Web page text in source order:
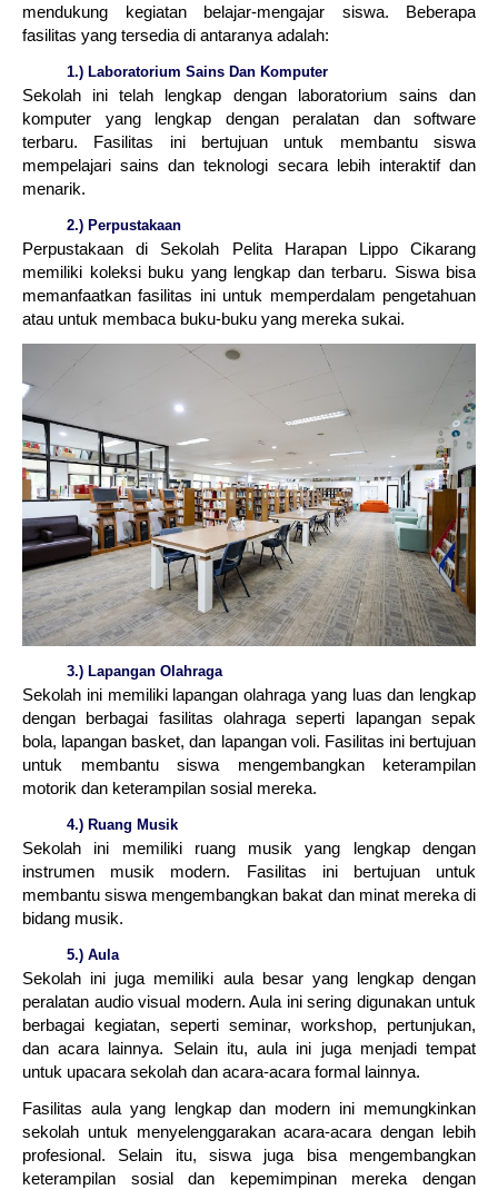
mendukung kegiatan belajar-mengajar siswa. Beberapa
fasilitas yang tersedia di antaranya adalah:
1.) Laboratorium Sains Dan Komputer
Sekolah ini telah lengkap dengan laboratorium sains dan
komputer yang lengkap dengan peralatan dan software
terbaru. Fasilitas ini bertujuan untuk membantu siswa
mempelajari sains dan teknologi secara lebih interaktif dan
menarik.
2.) Perpustakaan
Perpustakaan di Sekolah Pelita Harapan Lippo Cikarang
memiliki koleksi buku yang lengkap dan terbaru. Siswa bisa
memanfaatkan fasilitas ini untuk memperdalam pengetahuan
atau untuk membaca buku-buku yang mereka sukai.
3.) Lapangan Olahraga
Sekolah ini memiliki lapangan olahraga yang luas dan lengkap
dengan berbagai fasilitas olahraga seperti lapangan sepak
bola, lapangan basket, dan lapangan voli. Fasilitas ini bertujuan
untuk membantu siswa mengembangkan keterampilan
motorik dan keterampilan sosial mereka.
4.) Ruang Musik
Sekolah ini memiliki ruang musik yang lengkap dengan
instrumen musik modern. Fasilitas ini bertujuan untuk
membantu siswa mengembangkan bakat dan minat mereka di
bidang musik.
5.) Aula
Sekolah ini juga memiliki aula besar yang lengkap dengan
peralatan audio visual modern. Aula ini sering digunakan untuk
berbagai kegiatan, seperti seminar, workshop, pertunjukan,
dan acara lainnya. Selain itu, aula ini juga menjadi tempat
untuk upacara sekolah dan acara-acara formal lainnya.
Fasilitas aula yang lengkap dan modern ini memungkinkan
sekolah untuk menyelenggarakan acara-acara dengan lebih
profesional. Selain itu, siswa juga bisa mengembangkan
keterampilan sosial dan kepemimpinan mereka dengan